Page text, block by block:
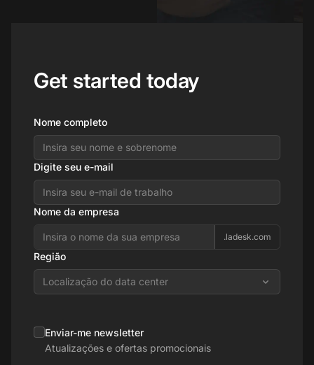
Get started today
Nome completo
Digite seu e-mail
Nome da empresa
.ladesk.com
Região
Localização do data center
Enviar-me newsletter
Atualizações e ofertas promocionais